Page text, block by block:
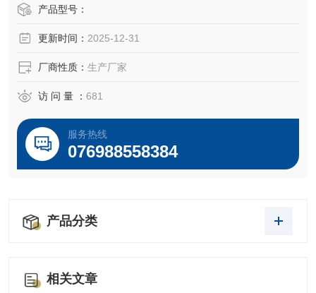
温干燥等干燥方式进行快速干燥。
产品型号：
更新时间： 2025-12-31
厂商性质： 生产厂家
访 问 量 ： 681
服务热线
076988558384
产品分类
相关文章